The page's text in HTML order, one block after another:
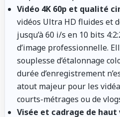
Vidéo 4K 60p et qualité
vidéos Ultra HD fluides et
jusqu’à 60 i/s en 10 bits
d’image professionnelle.
souplesse d’étalonnage
durée d’enregistrement
atout majeur pour les
courts-métrages ou de
Visée et cadrage de haut